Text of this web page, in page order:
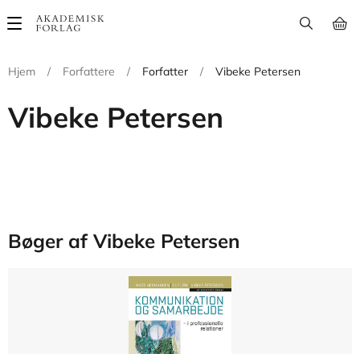
Main
Hjem
/ Forfattere / Forfatter / Vibeke Petersen
Vibeke Petersen
Bøger af Vibeke Petersen